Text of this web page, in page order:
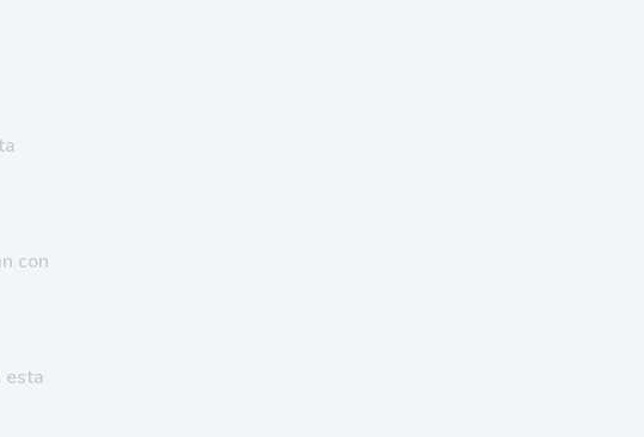
con
esta